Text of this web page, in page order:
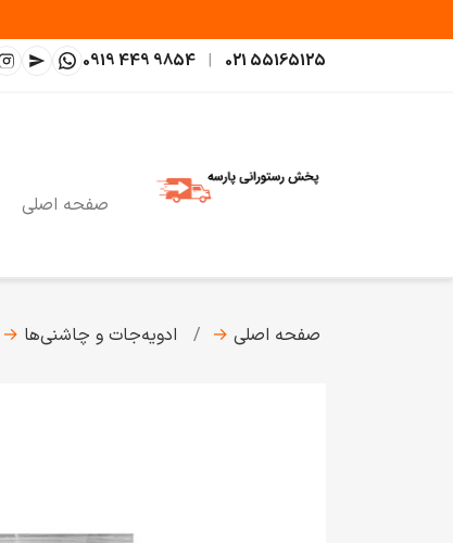
021 55165125
|
0919 449 9854
صفحه اصلی
صفحه اصلی → ادویه‌جات و چاشنی‌ها →